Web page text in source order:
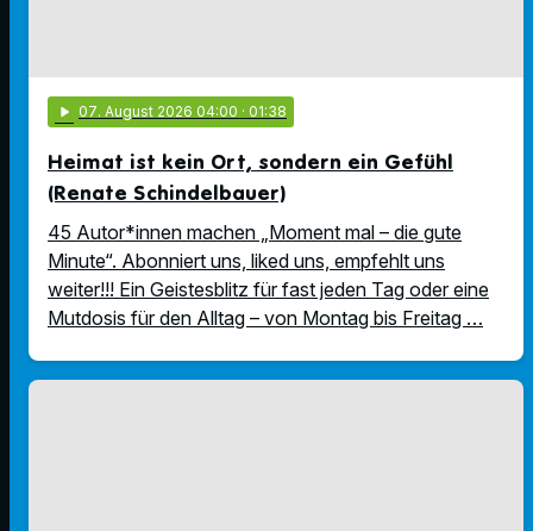
play_arrow 07. August 2026 04:00 · 01:38
Heimat ist kein Ort, sondern ein Gefühl
(Renate Schindelbauer)
45 Autor*innen machen „Moment mal – die gute
Minute“. Abonniert uns, liked uns, empfehlt uns
weiter!!! Ein Geistesblitz für fast jeden Tag oder eine
Mutdosis für den Alltag – von Montag bis Freitag …